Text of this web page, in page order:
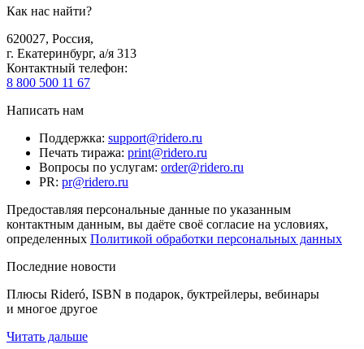
Как нас найти?
620027, Россия,
г. Екатеринбург, а/я 313
Контактный телефон:
8 800 500 11 67
Написать нам
Поддержка: support@ridero.ru
Печать тиража: print@ridero.ru
Вопросы по услугам: order@ridero.ru
PR: pr@ridero.ru
Предоставляя персональные данные по указанным
контактным данным, вы даёте своё согласие на условиях,
определенных Политикой обработки персональных данных
Последние новости
Плюсы Rideró, ISBN в подарок, буктрейлеры, вебинары
и многое другое
Читать дальше